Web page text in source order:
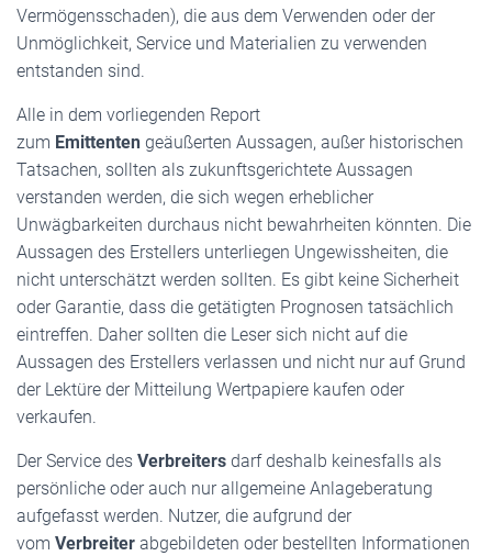
Vermögensschaden), die aus dem Verwenden oder der
Unmöglichkeit, Service und Materialien zu verwenden
entstanden sind.
Alle in dem vorliegenden Report
zum Emittenten geäußerten Aussagen, außer historischen
Tatsachen, sollten als zukunftsgerichtete Aussagen
verstanden werden, die sich wegen erheblicher
Unwägbarkeiten durchaus nicht bewahrheiten könnten. Die
Aussagen des Erstellers unterliegen Ungewissheiten, die
nicht unterschätzt werden sollten. Es gibt keine Sicherheit
oder Garantie, dass die getätigten Prognosen tatsächlich
eintreffen. Daher sollten die Leser sich nicht auf die
Aussagen des Erstellers verlassen und nicht nur auf Grund
der Lektüre der Mitteilung Wertpapiere kaufen oder
verkaufen.
Der Service des Verbreiters darf deshalb keinesfalls als
persönliche oder auch nur allgemeine Anlageberatung
aufgefasst werden. Nutzer, die aufgrund der
vom Verbreiter abgebildeten oder bestellten Informationen